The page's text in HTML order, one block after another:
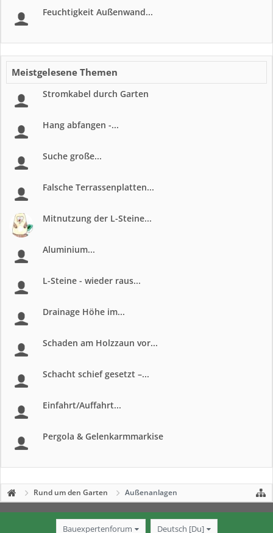
Feuchtigkeit Außenwand...
Meistgelesene Themen
Stromkabel durch Garten
Hang abfangen -...
Suche große...
Falsche Terrassenplatten...
Mitnutzung der L-Steine...
Aluminium...
L-Steine - wieder raus...
Drainage Höhe im...
Schaden am Holzzaun vor...
Schacht schief gesetzt –...
Einfahrt/Auffahrt...
Pergola & Gelenkarmmarkise
Rund um den Garten Außenanlagen
Bauexpertenforum Deutsch [Du]